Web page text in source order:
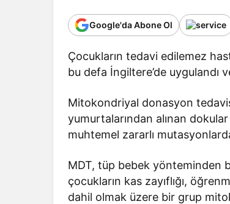
Google'da Abone Ol
Çocukların tedavi edilemez
bu defa İngiltere’de uygulandı
Mitokondriyal donasyon
yumurtalarından alınan
muhtemel zararlı
MDT, tüp bebek yönteminden
çocukların kas zayıflığı,
dahil olmak üzere bir grup